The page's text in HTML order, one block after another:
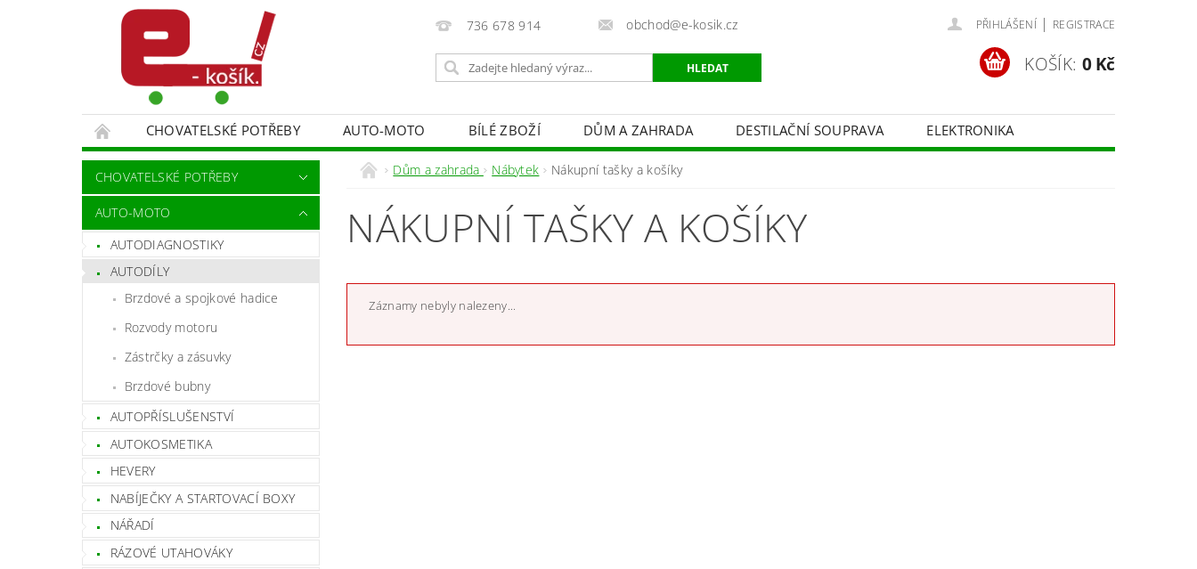
736 678 914 obchod@e-kosik.cz PŘIHLÁŠENÍ | REGISTRACE
KOŠÍK: 0 Kč
CHOVATELSKÉ POTŘEBY AUTO-MOTO BÍLÉ ZBOŽÍ DŮM A ZAHRADA DESTILAČNÍ SOUPRAVA
ELEKTRONIKA
MALÍŘSKÉ NÁŘADÍ DOPLŇKY
MONITOROVACÍ TECHNIKA A ALARMY OSVĚTLENÍ
SPORT A TURISTIKA
DĚTSKÉ ZBOŽÍ
CHOVATELSKÉ POTŘEBY
AUTO-MOTO
AUTODIAGNOSTIKY
AUTODÍLY
Brzdové a spojkové hadice
Rozvody motoru
Zástrčky a zásuvky
Brzdové bubny
AUTOPŘÍSLUŠENSTVÍ
AUTOKOSMETIKA
HEVERY
NABÍJEČKY A STARTOVACÍ BOXY
NÁŘADÍ
RÁZOVÉ UTAHOVÁKY
Dům a zahrada Nábytek Nákupní tašky a košíky
NÁKUPNÍ TAŠKY A KOŠÍKY
Záznamy nebyly nalezeny...